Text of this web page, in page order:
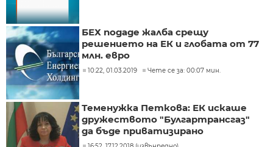
БЕХ подаде жалба срещу
решението на ЕК и глобата от 77
млн. евро
10:22, 01.03.2019 Чете се за: 00:07 мин.
Теменужка Петкова: ЕК искаше
дружеството "Булгартрансгаз"
да бъде приватизирано